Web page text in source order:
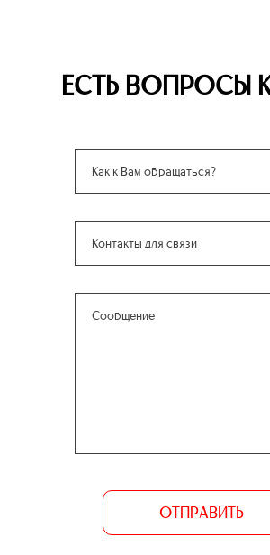
ЕСТЬ ВОПРОСЫ
ОТПРАВИТЬ